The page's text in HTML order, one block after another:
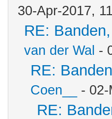
30-Apr-2017,
RE:
van der Wal -
RE:
Coen__ -
RE: